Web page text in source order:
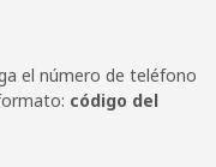
el número de teléfono
código del